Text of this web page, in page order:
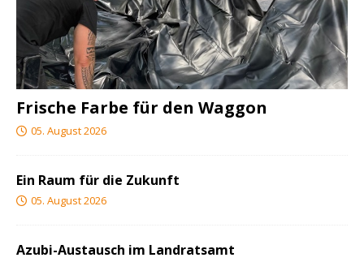
Frische Farbe für den Waggon
05. August 2026
Ein Raum für die Zukunft
05. August 2026
Azubi-Austausch im Landratsamt